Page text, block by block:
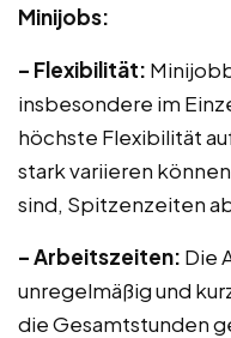
Minijobs:
– Flexibilität:
insbesondere im
höchste Flexibilität
stark variieren
sind, Spitzenzeiten
– Arbeitszeiten: Die
unregelmäßig und
die Gesamtstunden